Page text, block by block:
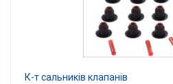
К-т сальників клапанів